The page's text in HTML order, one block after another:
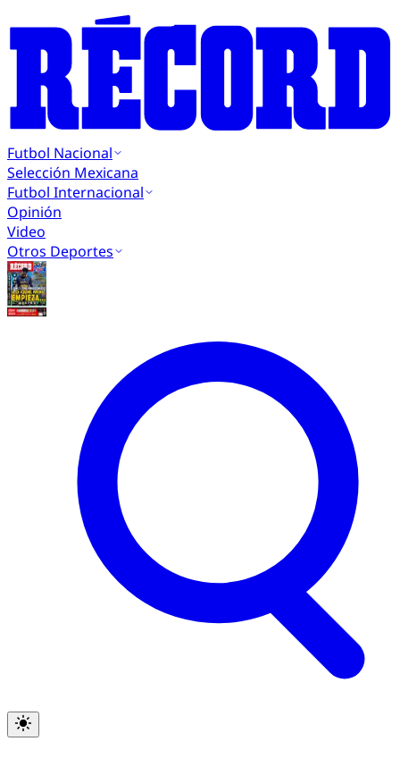
Futbol Nacional
Selección Mexicana
Futbol Internacional
Opinión
Video
Otros Deportes